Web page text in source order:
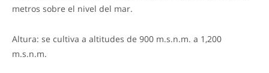
metros sobre el nivel del mar.
Altura: se cultiva a altitudes de 900 m.s.n.m. a 1,200
m.s.n.m.